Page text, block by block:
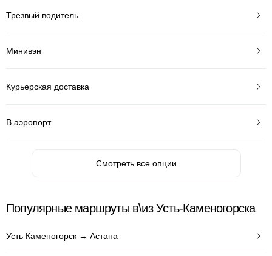
Трезвый водитель
Минивэн
Курьерская доставка
В аэропорт
Смотреть все опции
Популярные маршруты в\из Усть-Каменогорска
Усть Каменогорск → Астана